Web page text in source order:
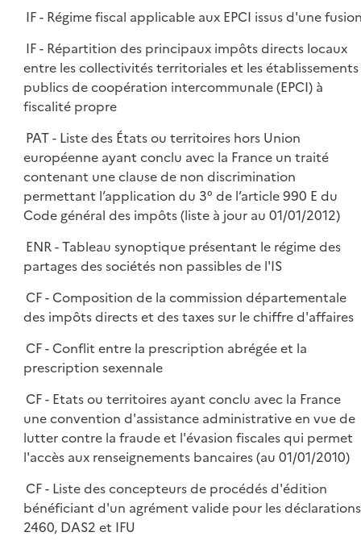
IF - Régime fiscal applicable aux EPCI issus d'une
IF - Répartition des principaux impôts directs locaux
entre les collectivités territoriales et les établissements
publics de coopération intercommunale (EPCI) à
fiscalité propre
PAT - Liste des États ou territoires hors Union
européenne ayant conclu avec la France un traité
contenant une clause de non discrimination
permettant l’application du 3° de l’article 990 E du
Code général des impôts (liste à jour au 01/01/2012)
ENR - Tableau synoptique présentant le régime des
partages des sociétés non passibles de l'IS
CF - Composition de la commission départementale
des impôts directs et des taxes sur le chiffre d'affaires
CF - Conflit entre la prescription abrégée et la
prescription sexennale
CF - Etats ou territoires ayant conclu avec la France
une convention d'assistance administrative en vue de
lutter contre la fraude et l'évasion fiscales qui permet
l'accès aux renseignements bancaires (au 01/01/2010)
CF - Liste des concepteurs de procédés d'édition
bénéficiant d'un agrément valide pour les déclarations
2460, DAS2 et IFU